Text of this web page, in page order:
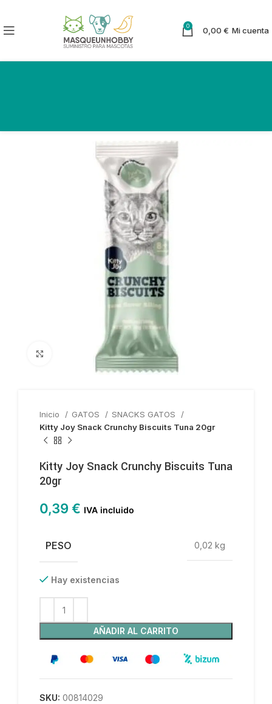
0 0,00 € Mi cuenta
Haga clic para ampliar
Inicio GATOS
SNACKS GATOS
Kitty Joy Snack Crunchy Biscuits Tuna 20gr
Kitty Joy Snack Crunchy Biscuits Tuna
20gr
0,39 € IVA incluido
PESO 0,02 kg
Hay existencias
AÑADIR AL CARRITO
SKU: 00814029